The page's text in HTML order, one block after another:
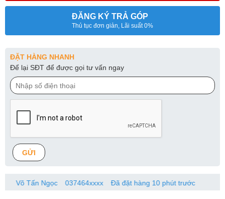
ĐĂNG KÝ TRẢ GÓP
Thủ tục đơn giản, Lãi suất 0%
ĐẶT HÀNG NHANH
Để lại SĐT để được gọi tư vấn ngay
GỬI
Ngọc 037464xxxx Đã đặt hàng 10 phút trước